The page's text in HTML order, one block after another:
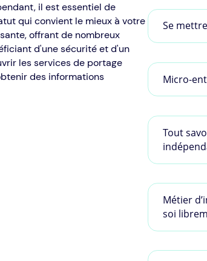
il est essentiel de
qui convient le mieux à votre
offrant de nombreux
d'une sécurité et d'un
les services de portage
des informations
Se
Micro-
Tout
Métier
soi